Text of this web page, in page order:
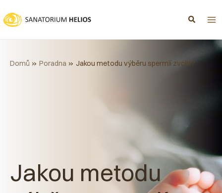
na
obsah
Jakou metodu
Domů Poradna Jakou metodu výběru spermií zvolit?